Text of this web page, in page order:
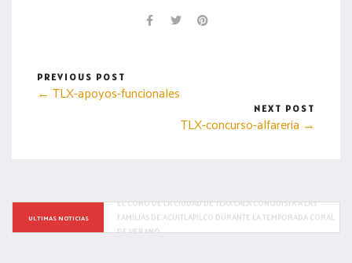
PREVIOUS POST
← TLX-apoyos-funcionales
NEXT POST
TLX-concurso-alfareria →
ULTIMAS NOTICIAS
TRAS INTENSA LLUVIA SE ACTIVA RESPUESTA INMEDIATA DE
LAS BRIGADAS MUNICIPALES EN LA CAPITAL